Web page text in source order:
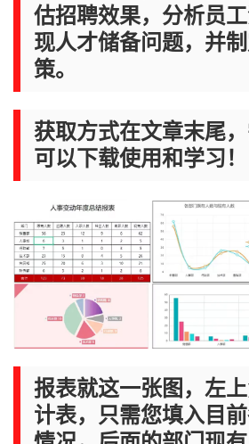
估招聘效果，分析员
现人才储备问题，并
策。
获取方式在文章末尾
可以下载使用和学习！
报表就这一张图，左
计表，只需您填入目